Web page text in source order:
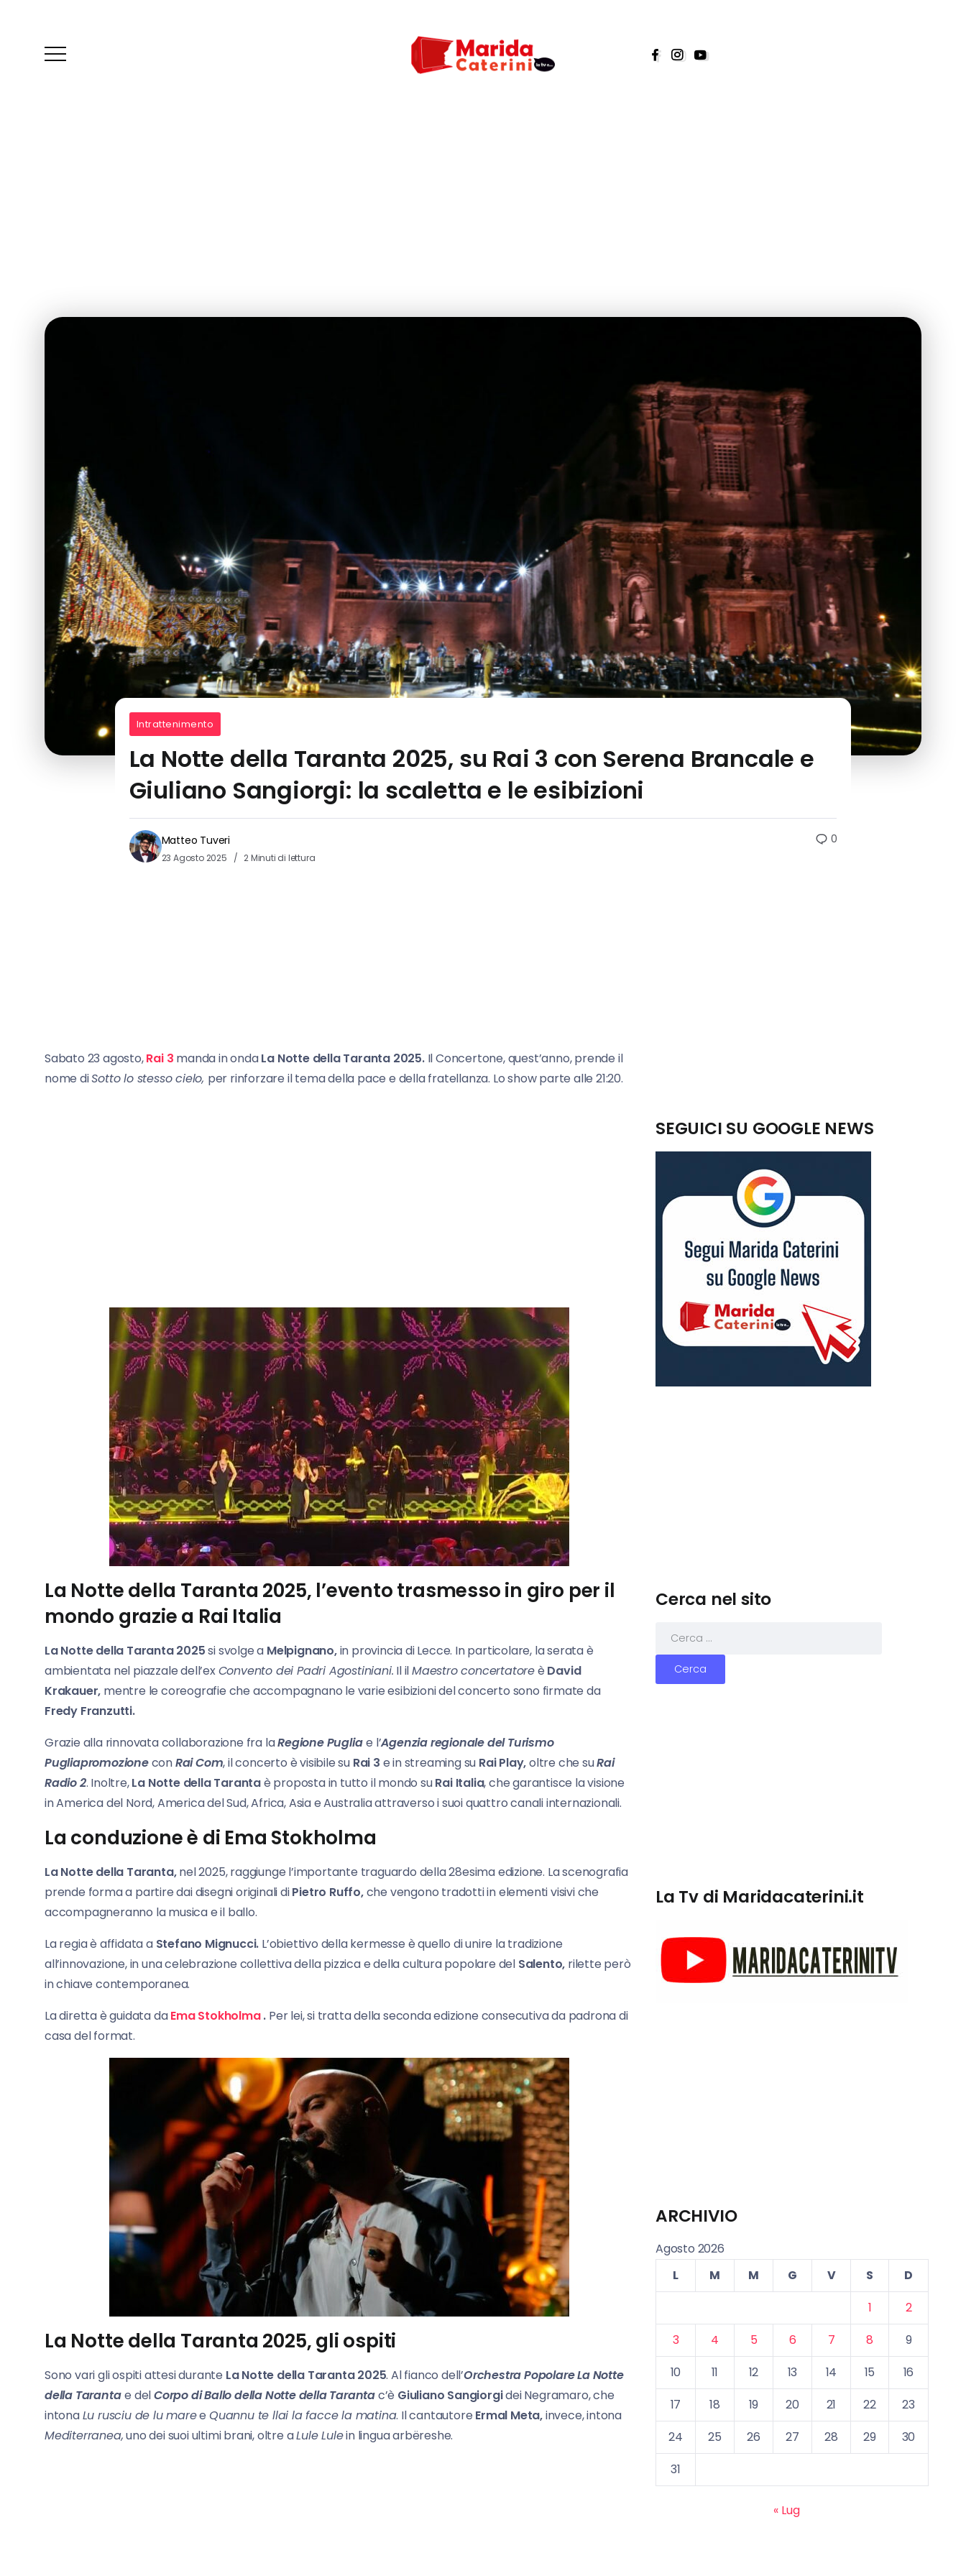
Intrattenimento
La Notte della Taranta 2025, su Rai 3 con Serena Brancale e
Giuliano Sangiorgi: la scaletta e le esibizioni
Matteo Tuveri
23 Agosto 2025 2 Minuti di lettura
0
Sabato 23 agosto,Rai 3 manda in ondaLa Notte della Taranta 2025.Il Concertone, quest’anno, prende il
nome diSotto lo stesso cielo, per rinforzare il tema della pace e della fratellanza. Lo show parte alle 21:20.
La Notte della Taranta 2025, l’evento trasmesso in giro per il
mondo grazie a Rai Italia
La Notte della Taranta 2025si svolge a Melpignano,in provincia di Lecce. In particolare, la serata è
ambientata nel piazzale dell’exConvento dei Padri Agostiniani. Il ilMaestro concertatoreè David
Krakauer, mentre le coreografie che accompagnano le varie esibizioni del concerto sono firmate da
Fredy Franzutti.
Grazie alla rinnovata collaborazione fra laRegione Puglia e l’Agenzia regionale del Turismo
PugliapromozioneconRai Com, il concerto è visibile su Rai 3 e in streaming su Rai Play,oltre che suRai
Radio 2. Inoltre,La Notte della Tarantaè proposta in tutto il mondo suRai Italia, che garantisce la visione
in America del Nord, America del Sud, Africa, Asia e Australia attraverso i suoi quattro canali internazionali.
La conduzione è di Ema Stokholma
La Notte della Taranta,nel 2025, raggiunge l’importante traguardo della 28esima edizione. La scenografia
prende forma a partire dai disegni originali diPietro Ruffo,che vengono tradotti in elementi visivi che
accompagneranno la musica e il ballo.
La regia è affidata a Stefano Mignucci. L’obiettivo della kermesse è quello di unire la tradizione
all’innovazione, in una celebrazione collettiva della pizzica e della cultura popolare del Salento, rilette però
in chiave contemporanea.
La diretta è guidata daEma Stokholma. Per lei, si tratta della seconda edizione consecutiva da padrona di
casa del format.
La Notte della Taranta 2025, gli ospiti
Sono vari gli ospiti attesi durante La Notte della Taranta 2025. Al fianco dell’Orchestra Popolare La Notte
della Taranta e delCorpo di Ballo della Notte della Tarantac’è Giuliano Sangiorgidei Negramaro, che
intonaLu rusciu de lu mareeQuannu te llai la facce la matina. Il cantautore Ermal Meta,invece, intona
Mediterranea,uno dei suoi ultimi brani, oltre aLule Lulein lingua arbëreshe.
SEGUICI SU GOOGLE NEWS
Cerca nel sito
La Tv di Maridacaterini.it
ARCHIVIO
Agosto 2026
L
M M G V S
D
1
2
3
4 5 6 7 8
9
10
11 12 13 14 15
16
17
18 19 20 21 22
23
24
25 26 27 28 29
30
31
« Lug